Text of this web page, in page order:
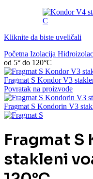
Kliknite da biste uveličali
Početna Izolacija
od 5° do 120°C
Fragmat S Kondor V3
Povratak na proizvode
Fragmat S Kondorin V3
Fragmat S
stakleni